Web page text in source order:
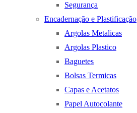
Segurança
Encadernação e Plastificação
Argolas Metalicas
Argolas Plastico
Baguetes
Bolsas Termicas
Capas e Acetatos
Papel Autocolante